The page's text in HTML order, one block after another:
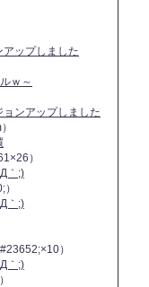
ップしました
ｗ～
ンアップしました
）
｀;)
｀;)
）
｀;)